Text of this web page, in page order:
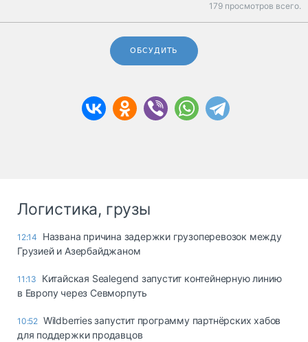
179 просмотров всего.
ОБСУДИТЬ
Логистика, грузы
12:14
Названа причина задержки грузоперевозок между
Грузией и Азербайджаном
11:13
Китайская Sealegend запустит контейнерную линию
в Европу через Севморпуть
10:52 Wildberries запустит программу партнёрских хабов
для поддержки продавцов